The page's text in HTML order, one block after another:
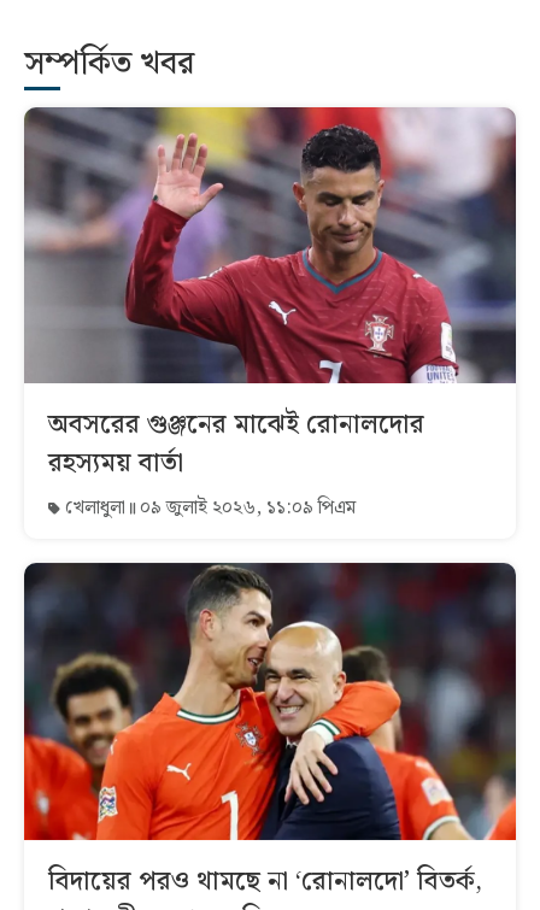
সম্পর্কিত খবর
অবসরের গুঞ্জনের মাঝেই রোনালদোর
রহস্যময় বার্তা
খেলাধুলা ০৯ জুলাই ২০২৬, ১১:০৯ পিএম
বিদায়ের পরও থামছে না ‘রোনালদো’ বিতর্ক,